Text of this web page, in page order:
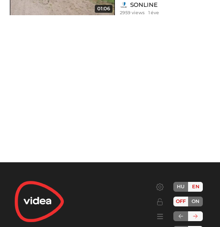
01:06
SONLINE
2959 views 1 éve
HU EN
OFF ON